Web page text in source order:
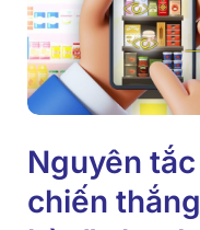
Nguyên
chiến